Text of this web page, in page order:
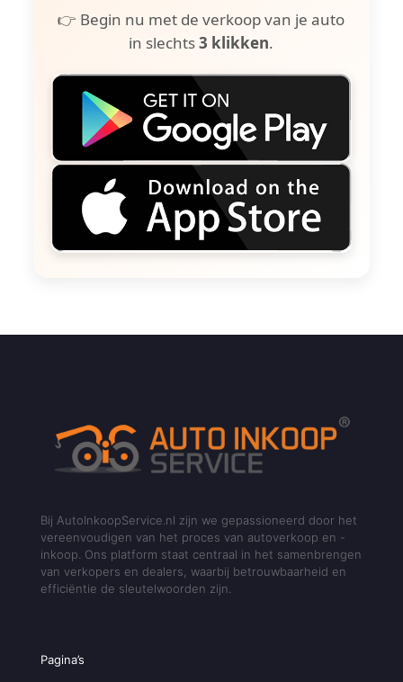
👉 Begin nu met de verkoop van je auto
in slechts3 klikken.
Bij AutoInkoopService.nl zijn we gepassioneerd door het
vereenvoudigen van het proces van autoverkoop en -
inkoop. Ons platform staat centraal in het samenbrengen
van verkopers en dealers, waarbij betrouwbaarheid en
efficiëntie de sleutelwoorden zijn.
Pagina’s